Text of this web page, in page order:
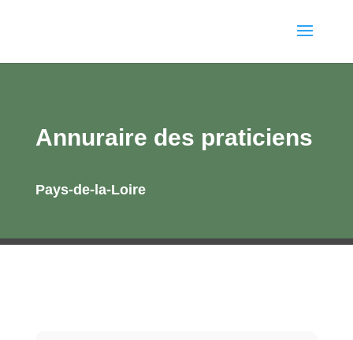
Annuraire des praticiens
Pays-de-la-Loire